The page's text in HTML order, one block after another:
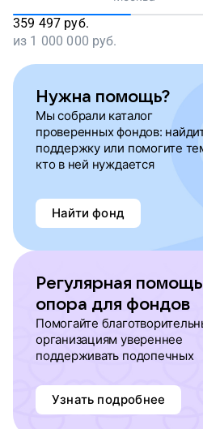
359 497 руб.
из 1 000 000 руб.
Нужна помощь?
Мы собрали каталог
проверенных фондов:
поддержку или помогите
кто в ней нуждается
Найти фонд
Регулярная
опора для фондов
Помогайте
организациям увереннее
поддерживать подопечных
Узнать подробнее